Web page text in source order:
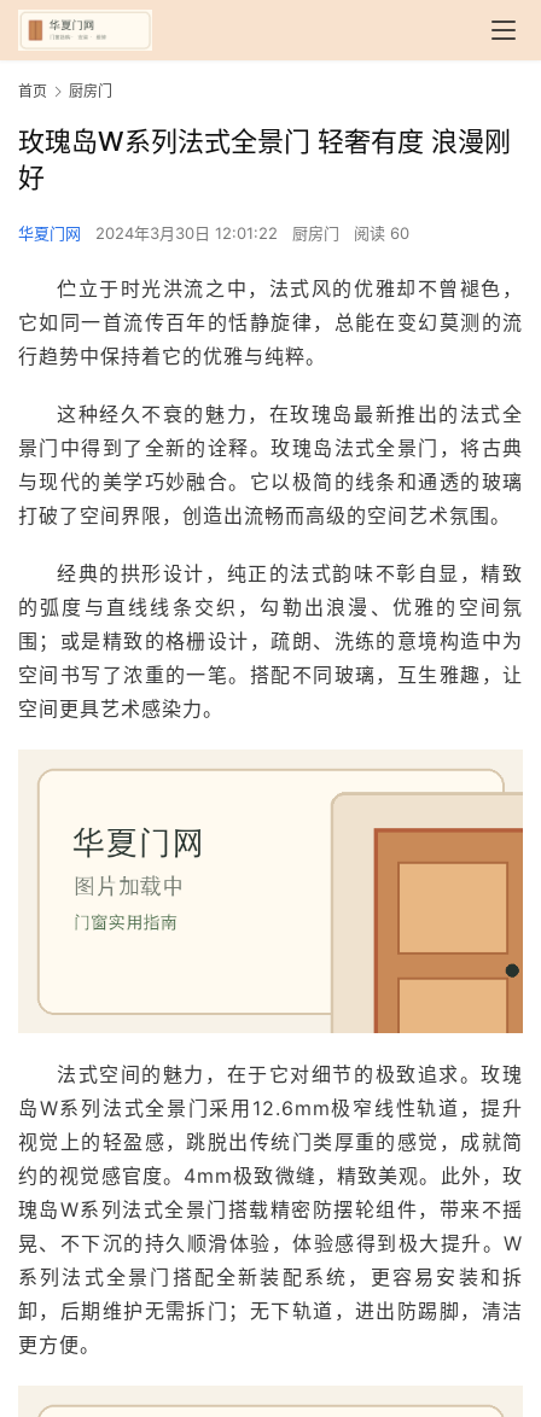
首页 厨房门
玫瑰岛W系列法式全景门 轻奢有度 浪漫刚
好
华夏门网 2024年3月30日 12:01:22 厨房门 阅读 60
伫立于时光洪流之中，法式风的优雅却不曾褪色，
它如同一首流传百年的恬静旋律，总能在变幻莫测的流
行趋势中保持着它的优雅与纯粹。
这种经久不衰的魅力，在玫瑰岛最新推出的法式全
景门中得到了全新的诠释。玫瑰岛法式全景门，将古典
与现代的美学巧妙融合。它以极简的线条和通透的玻璃
打破了空间界限，创造出流畅而高级的空间艺术氛围。
经典的拱形设计，纯正的法式韵味不彰自显，精致
的弧度与直线线条交织，勾勒出浪漫、优雅的空间氛
围；或是精致的格栅设计，疏朗、洗练的意境构造中为
空间书写了浓重的一笔。搭配不同玻璃，互生雅趣，让
空间更具艺术感染力。
法式空间的魅力，在于它对细节的极致追求。玫瑰
岛W系列法式全景门采用12.6mm极窄线性轨道，提升
视觉上的轻盈感，跳脱出传统门类厚重的感觉，成就简
约的视觉感官度。4mm极致微缝，精致美观。此外，玫
瑰岛W系列法式全景门搭载精密防摆轮组件，带来不摇
晃、不下沉的持久顺滑体验，体验感得到极大提升。W
系列法式全景门搭配全新装配系统，更容易安装和拆
卸，后期维护无需拆门；无下轨道，进出防踢脚，清洁
更方便。